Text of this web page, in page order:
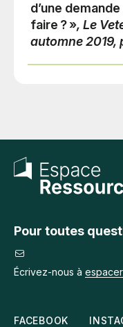
d’une
faire ? », Le
automne 2019,
FACEBOOK
Pour toutes
Écrivez-nous à